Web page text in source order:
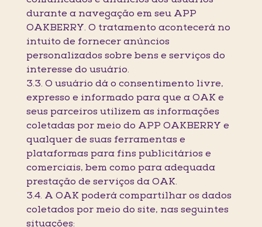
durante a navegação em seu APP
OAKBERRY. O tratamento acontecerá no
intuito de fornecer anúncios
personalizados sobre bens e serviços do
interesse do usuário.
3.3. O usuário dá o consentimento livre,
expresso e informado para que a OAK e
seus parceiros utilizem as informações
coletadas por meio do APP OAKBERRY e
qualquer de suas ferramentas e
plataformas para fins publicitários e
comerciais, bem como para adequada
prestação de serviços da OAK.
3.4. A OAK poderá compartilhar os dados
coletados por meio do site, nas seguintes
situações: